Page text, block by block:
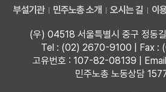
부설기관 민주노총 소개 오시는 길 이
(우) 04518 서울특별시 중구 정동
Tel : (02) 2670-9100 | Fax :
고유번호 : 107-82-08139 |
민주노총 노동상담